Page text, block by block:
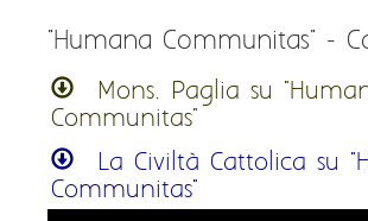
"Humana Communitas" -
Mons. Paglia su
Communitas"
La Civiltà Cattolica su
Communitas"